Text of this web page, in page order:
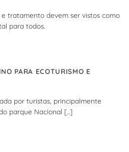
tratamento devem ser vistos como
para todos.
PARA ECOTURISMO E
por turistas, principalmente
parque Nacional [...]